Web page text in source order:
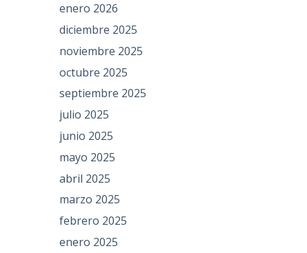
enero 2026
diciembre 2025
noviembre 2025
octubre 2025
septiembre 2025
julio 2025
junio 2025
mayo 2025
abril 2025
marzo 2025
febrero 2025
enero 2025